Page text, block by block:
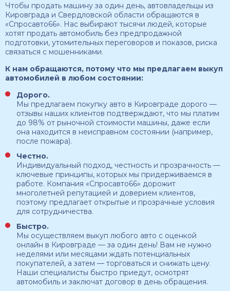
Чтобы продать машину за один день, автовладельцы из
Кировграда и Свердловской области обращаются в
«Спросавто66». Нас выбирают тысячи людей, которые
хотят продать автомобиль без предпродажной
подготовки, утомительных переговоров и показов, риска
связаться с мошенниками.
К нам обращаются, потому что мы предлагаем выкуп
автомобилей в любом состоянии:
Дорого.
Мы предлагаем покупку авто в Кировграде дорого —
отзывы наших клиентов подтверждают, что мы платим
до 98% от рыночной стоимости машины, даже если
она находится в неисправном состоянии (например,
после пожара).
Честно.
Индивидуальный подход, честность и прозрачность —
ключевые принципы, которых мы придерживаемся в
работе. Компания «Спросавто66» дорожит
многолетней репутацией и доверием клиентов,
поэтому предлагает открытые и прозрачные условия
для сотрудничества.
Быстро.
Мы осуществляем выкуп любого авто с оценкой
онлайн в Кировграде — за один день! Вам не нужно
неделями или месяцами ждать потенциальных
покупателей, а затем — торговаться и снижать цену.
Наши специалисты быстро приедут, осмотрят
автомобиль и заключат договор в день обращения.